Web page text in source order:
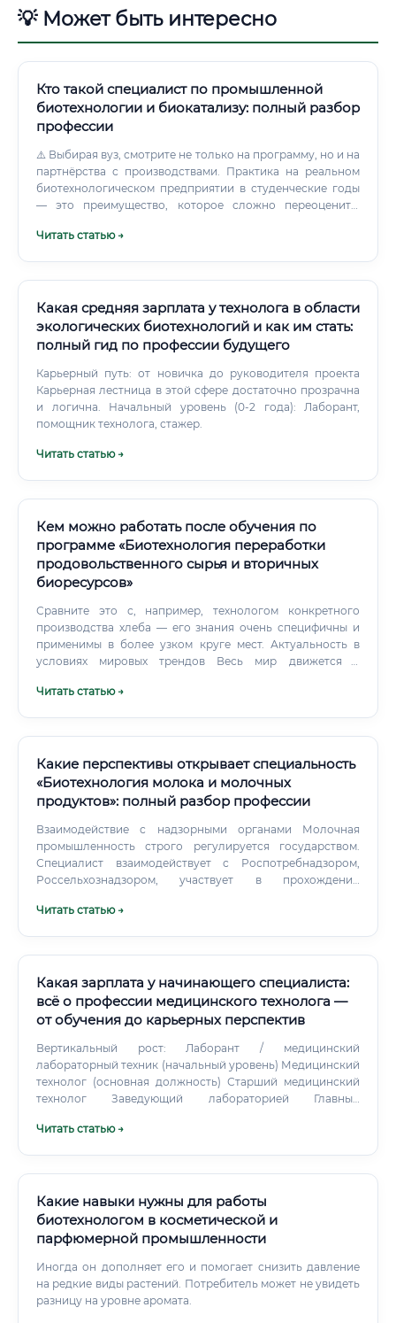
💡 Может быть интересно
Кто такой специалист по промышленной
биотехнологии и биокатализу: полный разбор
профессии
⚠️ Выбирая вуз, смотрите не только на программу, но и на
партнёрства с производствами. Практика на реальном
биотехнологическом предприятии в студенческие годы
— это преимущество, которое сложно переоценить.
учиться за рубежом, стоит рассмотреть: 🌍 ETH Zurich —
промышленной биотехнологии 🌍 MIT и UC Berkeley —
США, лидеры по синтетической биологии и
биоинженерии 🌍 University of Manchester —
Великобритания, сильный центр промышленной
биотехнологии **Допол и Johns Hopkins) ✅
Сертификация по GMP — особенно если планируете
работать в фарме ✅ Курсы по статистическому дизайну
экспериментов (DOE) ✅ Практические школы и
Sartorius проводят обучение по работе с биореакторами)
Читать статью →
Какая средняя зарплата у технолога в области
экологических биотехнологий и как им стать:
полный гид по профессии будущего
Карьерный путь: от новичка до руководителя проекта
Карьерная лестница в этой сфере достаточно прозрачна
и логична. Начальный уровень (0-2 года): Лаборант,
помощник технолога, стажер.
Читать статью →
Кем можно работать после обучения по
программе «Биотехнология переработки
продовольственного сырья и вторичных
биоресурсов»
Сравните это с, например, технологом конкретного
производства хлеба — его знания очень специфичны и
применимы в более узком круге мест. Актуальность в
условиях мировых трендов Весь мир движется к
модели, при которой отходы одного производства
Читать статью →
Какие перспективы открывает специальность
«Биотехнология молока и молочных
продуктов»: полный разбор профессии
Взаимодействие с надзорными органами Молочная
промышленность строго регулируется государством.
Специалист взаимодействует с Роспотребнадзором,
Россельхознадзором, участвует в прохождении
продукции.
Читать статью →
Какая зарплата у начинающего специалиста:
всё о профессии медицинского технолога —
от обучения до карьерных перспектив
Вертикальный рост: Лаборант / медицинский
лабораторный техник (начальный уровень) Медицинский
технолог (основная должность) Старший медицинский
технолог Заведующий лабораторией Главный
учреждениях) Медицинский директор лаборатории (в
кандидатами и докторами наук. Бизнес-направление:
некоторые опытные специалисты открывают
собственные лаборатории или консультируют
медицинские учреждения.
Читать статью →
Какие навыки нужны для работы
биотехнологом в косметической и
парфюмерной промышленности
Иногда он дополняет его и помогает снизить давление
на редкие виды растений. Потребитель может не увидеть
разницу на уровне аромата.